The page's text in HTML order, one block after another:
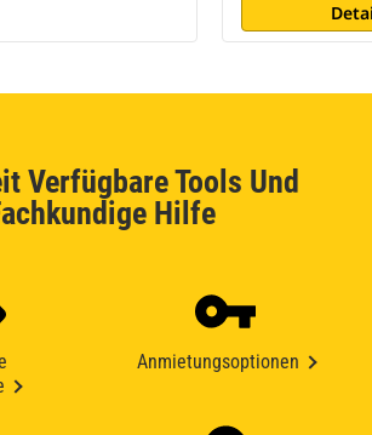
Verfügbare Tools Und
Hilfe
Anmietungsoptionen